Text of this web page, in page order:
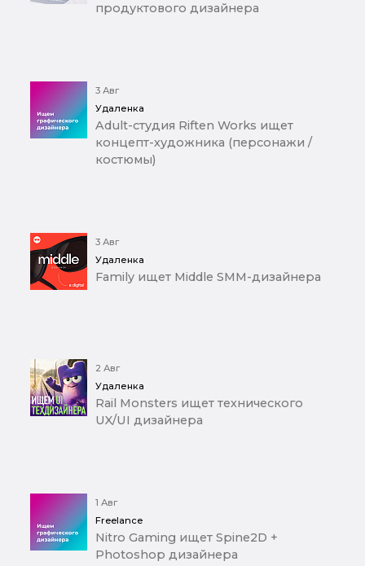
продуктового дизайнера
3 Авг
Удаленка
Adult-студия Riften Works ищет
концепт-художника (персонажи /
костюмы)
3 Авг
Удаленка
Family ищет Middle SMM-дизайнера
2 Авг
Удаленка
Rail Monsters ищет технического
UX/UI дизайнера
1 Авг
Freelance
Nitro Gaming ищет Spine2D +
Photoshop дизайнера